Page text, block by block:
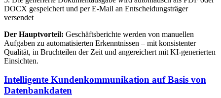
DOCX gespeichert und per E-Mail an Entscheidungsträger
versendet
Der Hauptvorteil: Geschäftsberichte werden von manuellen
Aufgaben zu automatisierten Erkenntnissen – mit konsistenter
Qualität, in Bruchteilen der Zeit und angereichert mit KI-generierten
Einsichten.
Intelligente Kundenkommunikation auf Basis von
Datenbankdaten